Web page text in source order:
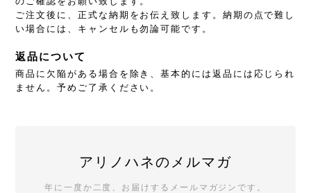
ご注文後に、正式な納期をお伝え致します。納期の点で難し
い場合には、キャンセルも勿論可能です。
返品について
商品に欠陥がある場合を除き、基本的には返品には応じられ
ません。予めご了承ください。
アリノハネのメルマガ
年に一度か二度、お届けするメールマガジンです。